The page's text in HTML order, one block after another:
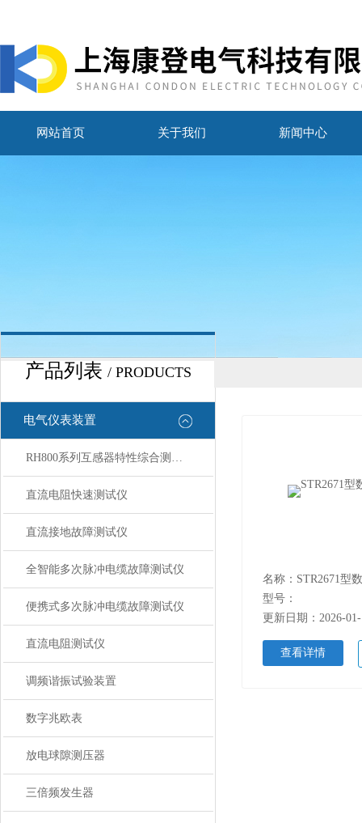
网站首页 关于我们 新闻中心
产品列表 / PRODUCTS
电气仪表装置
RH800系列互感器特性综合测试仪
直流电阻快速测试仪
直流接地故障测试仪
全智能多次脉冲电缆故障测试仪
便携式多次脉冲电缆故障测试仪
直流电阻测试仪
调频谐振试验装置
数字兆欧表
放电球隙测压器
三倍频发生器
名称：STR2671型
型号：
更新日期：2026-
查看详情